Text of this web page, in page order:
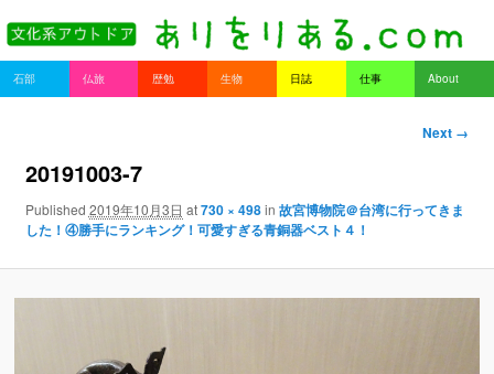
Main menu
Skip to primary content
Skip to secondary content
石部 仏旅 歴勉 生物 日誌 仕事 About
Image nav
Next →
20191003-7
Published 2019年10月3日 at730 × 498in 故宮博物院＠台湾に行ってきま
した！④勝手にランキング！可愛すぎる青銅器ベスト４！